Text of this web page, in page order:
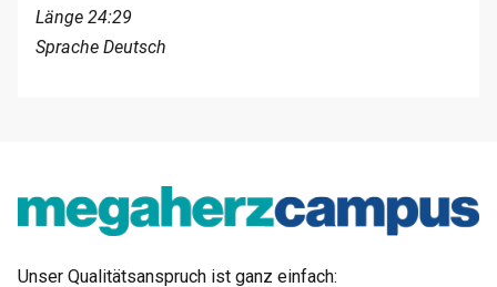
Länge 24:29
Sprache Deutsch
Unser Qualitätsanspruch ist ganz einfach: